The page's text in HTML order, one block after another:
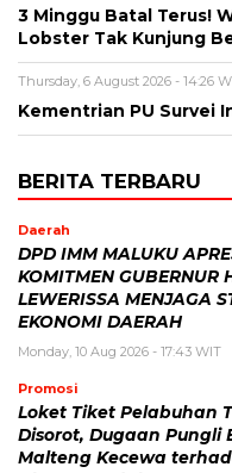
3 Minggu Batal Terus!
Lobster Tak Kunjung
Thursday, 6 August 2026 - 14:26
Kementrian PU Survei
BERITA TERBARU
Daerah
DPD IMM MALUKU
KOMITMEN GUBERNUR
LEWERISSA MENJAGA
EKONOMI DAERAH
Monday, 10 Aug 2026 - 17:43 WIT
Promosi
Loket Tiket Pelabuhan
Disorot, Dugaan Pungli
Malteng Kecewa